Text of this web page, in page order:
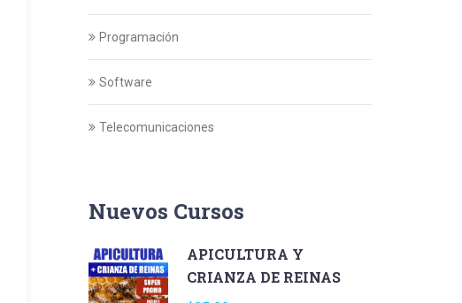
Programación
Software
Telecomunicaciones
Nuevos Cursos
APICULTURA Y
CRIANZA DE REINAS